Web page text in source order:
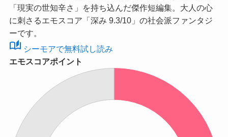
「現実の世知辛さ」を持ち込んだ傑作短編集。大人の心
に刺さるエモスコア「深み 9.3/10」 の社会派ファンタジ
ーです。
auto_stories シーモアで無料試し読み
エモスコアポイント